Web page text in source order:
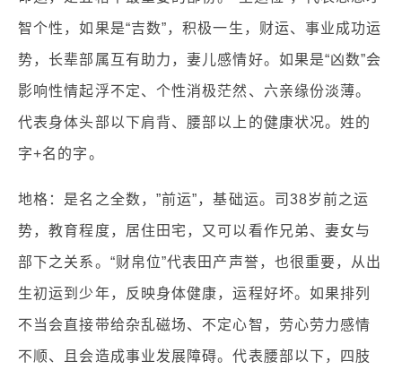
智个性，如果是“吉数”，积极一生，财运、事业成功运
势，长辈部属互有助力，妻儿感情好。如果是“凶数”会
影响性情起浮不定、个性消极茫然、六亲缘份淡薄。
代表身体头部以下肩背、腰部以上的健康状况。姓的
字+名的字。
地格：是名之全数，”前运”，基础运。司38岁前之运
势，教育程度，居住田宅，又可以看作兄弟、妻女与
部下之关系。“财帛位”代表田产声誉，也很重要，从出
生初运到少年，反映身体健康，运程好坏。如果排列
不当会直接带给杂乱磁场、不定心智，劳心劳力感情
不顺、且会造成事业发展障碍。代表腰部以下，四肢